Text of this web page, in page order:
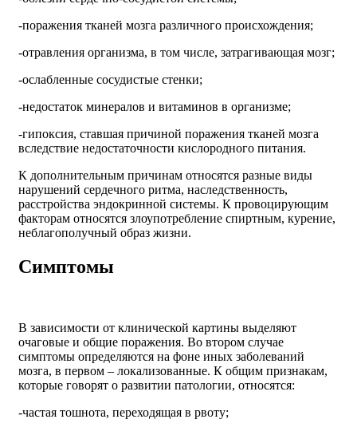
-поражения тканей мозга различного происхождения;
-отравления организма, в том числе, затрагивающая мозг;
-ослабленные сосудистые стенки;
-недостаток минералов и витаминов в организме;
-гипоксия, ставшая причиной поражения тканей мозга
вследствие недостаточности кислородного питания.
К дополнительным причинам относятся разные виды
нарушений сердечного ритма, наследственность,
расстройства эндокринной системы. К провоцирующим
факторам относятся злоупотребление спиртным, курение,
неблагополучный образ жизни.
Симптомы
В зависимости от клинической картины выделяют
очаговые и общие поражения. Во втором случае
симптомы определяются на фоне иных заболеваний
мозга, в первом – локализованные. К общим признакам,
которые говорят о развитии патологии, относятся:
-частая тошнота, переходящая в рвоту;